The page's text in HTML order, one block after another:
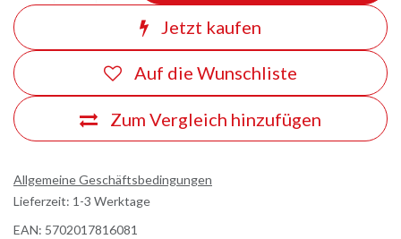
Jetzt kaufen
Zum Vergleich hinzufügen
Auf die Wunschliste
Allgemeine Geschäftsbedingungen
Lieferzeit: 1-3 Werktage
EAN: 5702017816081